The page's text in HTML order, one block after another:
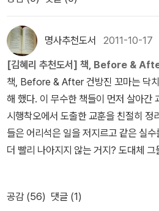
명사추천도서 2011-10-17
[김혜리 추천도서] 책, Before &
책, Before & After 건방진 꼬마는 닥치는대로 책을 읽으면서 의아
해 했다. 이 무수한 책들이 먼저 살아간
시행착오에서 도출한 교훈을 친절히 정
들은 어리석은 일을 저지르고 같은 실
더 빨리 나아지지 않는 거지? 도대체
책 사이로. 어른이 된 예전의 건방진 꼬
공감 (56) 댓글 (1)